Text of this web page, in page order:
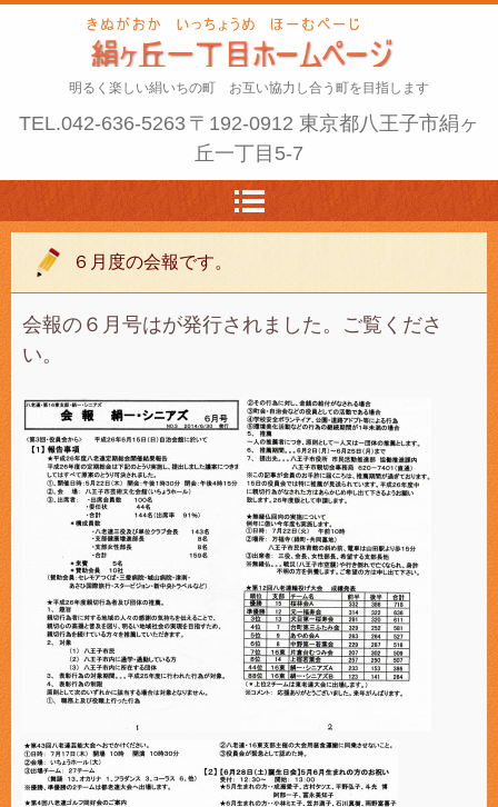
明るく楽しい絹いちの町 お互い協力し合う町を目指します
TEL.042-636-5263 〒192-0912 東京都八王子市絹ヶ
丘一丁目5-7
６月度の会報です。
会報の６月号はが発行されました。ご覧くださ
い。